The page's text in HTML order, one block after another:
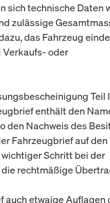
sich technische Daten
zulässige
das Fahrzeug
oder
Teil
enthält den
den Nachweis des
Fahrzeugbrief auf den
Schritt bei der
rechtmäßige
auch etwaige Auflagen